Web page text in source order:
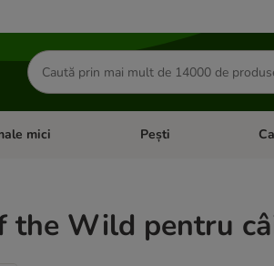
Căutare
produse
Pisicimeniul cu categorii: Păsări
mici Deschideți meniul cu
Pești
the Wild pentru